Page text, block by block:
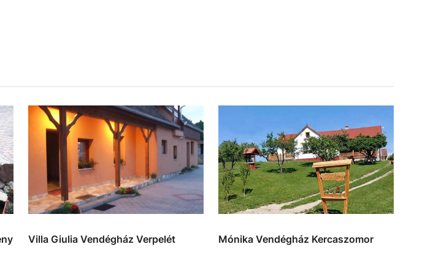
Villa Giulia Vendégház Verpelét Mónika Vendégház Kercaszomor